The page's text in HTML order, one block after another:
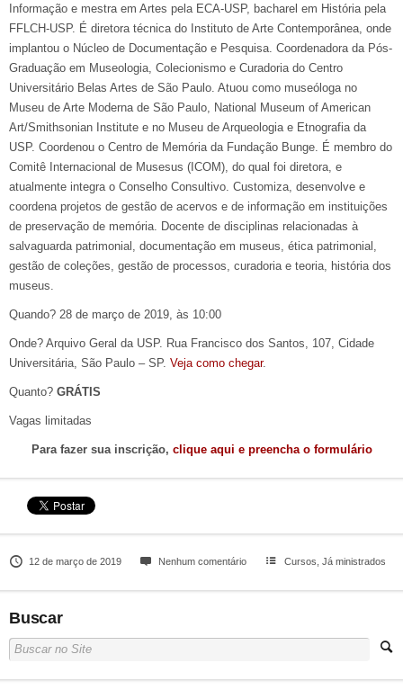
Informação e mestra em Artes pela ECA-USP, bacharel em História pela
FFLCH-USP. É diretora técnica do Instituto de Arte Contemporânea, onde
implantou o Núcleo de Documentação e Pesquisa. Coordenadora da Pós-
Graduação em Museologia, Colecionismo e Curadoria do Centro
Universitário Belas Artes de São Paulo. Atuou como museóloga no
Museu de Arte Moderna de São Paulo, National Museum of American
Art/Smithsonian Institute e no Museu de Arqueologia e Etnografia da
USP. Coordenou o Centro de Memória da Fundação Bunge. É membro do
Comitê Internacional de Musesus (ICOM), do qual foi diretora, e
atualmente integra o Conselho Consultivo. Customiza, desenvolve e
coordena projetos de gestão de acervos e de informação em instituições
de preservação de memória. Docente de disciplinas relacionadas à
salvaguarda patrimonial, documentação em museus, ética patrimonial,
gestão de coleções, gestão de processos, curadoria e teoria, história dos
museus.
Quando? 28 de março de 2019, às 10:00
Onde? Arquivo Geral da USP. Rua Francisco dos Santos, 107, Cidade
Universitária, São Paulo – SP. Veja como chegar.
Quanto? GRÁTIS
Vagas limitadas
Para fazer sua inscrição, clique aqui e preencha o formulário
12 de março de 2019 Nenhum comentário Cursos Já ministrados
Buscar